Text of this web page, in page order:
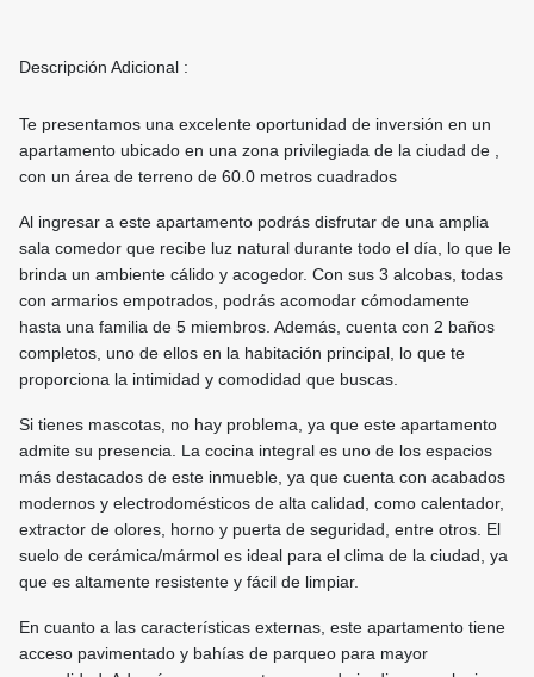
Descripción Adicional :
Te presentamos una excelente oportunidad de inversión en un
apartamento ubicado en una zona privilegiada de la ciudad de ,
con un área de terreno de 60.0 metros cuadrados
Al ingresar a este apartamento podrás disfrutar de una amplia
sala comedor que recibe luz natural durante todo el día, lo que le
brinda un ambiente cálido y acogedor. Con sus 3 alcobas, todas
con armarios empotrados, podrás acomodar cómodamente
hasta una familia de 5 miembros. Además, cuenta con 2 baños
completos, uno de ellos en la habitación principal, lo que te
proporciona la intimidad y comodidad que buscas.
Si tienes mascotas, no hay problema, ya que este apartamento
admite su presencia. La cocina integral es uno de los espacios
más destacados de este inmueble, ya que cuenta con acabados
modernos y electrodomésticos de alta calidad, como calentador,
extractor de olores, horno y puerta de seguridad, entre otros. El
suelo de cerámica/mármol es ideal para el clima de la ciudad, ya
que es altamente resistente y fácil de limpiar.
En cuanto a las características externas, este apartamento tiene
acceso pavimentado y bahías de parqueo para mayor